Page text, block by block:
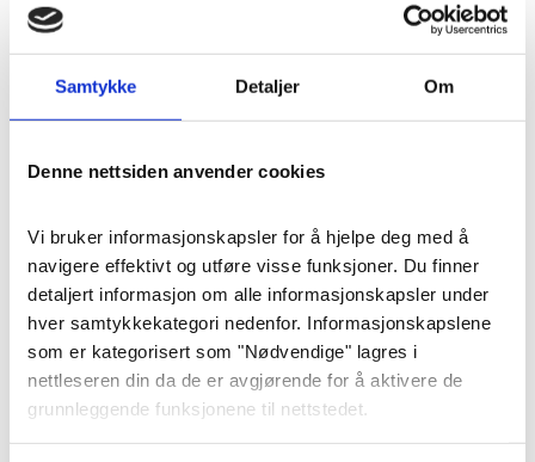
Samtykke Detaljer Om
Denne nettsiden anvender cookies
Vi bruker informasjonskapsler for å hjelpe deg med å
navigere effektivt og utføre visse funksjoner. Du finner
detaljert informasjon om alle informasjonskapsler under
hver samtykkekategori nedenfor. Informasjonskapslene
som er kategorisert som "Nødvendige" lagres i
nettleseren din da de er avgjørende for å aktivere de
grunnleggende funksjonene til nettstedet.
Blomster
Dekorasjon i vifteform
«Kjærlighet og varme» str. L
(85 cm)
Denne flotte “viftedekorasjon”
synes veldig godt i en seremoni, og
passer fint både frittstående og på
pidestall.
Pris: 4000 kr Varenummer: 8254